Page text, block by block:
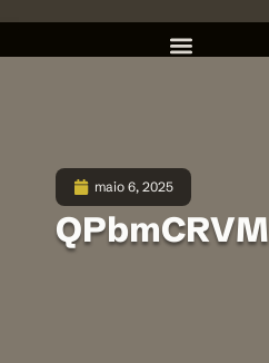
maio 6, 2025
QPbmCRVM